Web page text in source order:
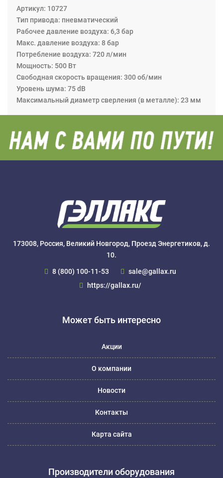
Артикул: 10727
Тип привода: пневматический
Рабочее давление воздуха: 6,3 бар
Макс. давление воздуха: 8 бар
Потребление воздуха: 720 л/мин
Мощность: 500 Вт
Свободная скорость вращения: 300 об/мин
Уровень шума: 75 dB
Максимальный диаметр сверления (в металле): 23 мм
173008, Россия, Великий Новгород, Проезд Энергетиков, д.
10.
8 (800) 100-11-53
sale@gallax.ru
https://gallax.ru/
Может быть интересно
Акции
О компании
Новости
Контакты
Карта сайта
Производители оборудования